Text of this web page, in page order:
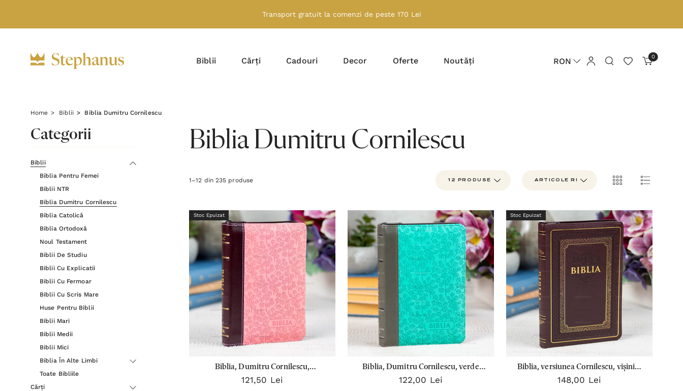
Transport gratuit la comenzi de peste 170 Lei
Biblii Cărți Cadouri Decor Oferte Noutăți RON 0
Home Biblii Biblia Dumitru Cornilescu
Categorii
Biblii
Biblia Pentru Femei
Biblii NTR
Biblia Dumitru Cornilescu
Biblia Catolică
Biblia Ortodoxă
Noul Testament
Biblii De Studiu
Biblii Cu Explicatii
Biblii Cu Fermoar
Biblii Cu Scris Mare
Huse Pentru Biblii
Biblii Mari
Biblii Medii
Biblii Mici
Biblia În Alte Limbi
Toate Bibliile
Cărți
Biblia Dumitru Cornilescu
1–12 din 235 produse
Stoc Epuizat
Biblia, Dumitru Cornilescu,
roz/vișiniu, mică - 046 ZTI Stephanus
121,50 Lei
Biblia, Dumitru Cornilescu, verde
mentă/gri, mică - 046 ZTI Stephanus
122,00 Lei
Stoc Epuizat
Biblia, versiunea Cornilescu, vișiniu,
medie - 056 ZTI
148,00 Lei